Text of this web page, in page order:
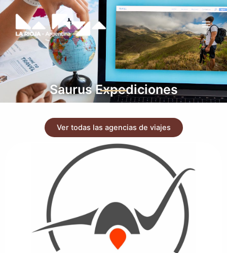
contenido
Main
Saurus Expediciones
Ver todas las agencias de viajes